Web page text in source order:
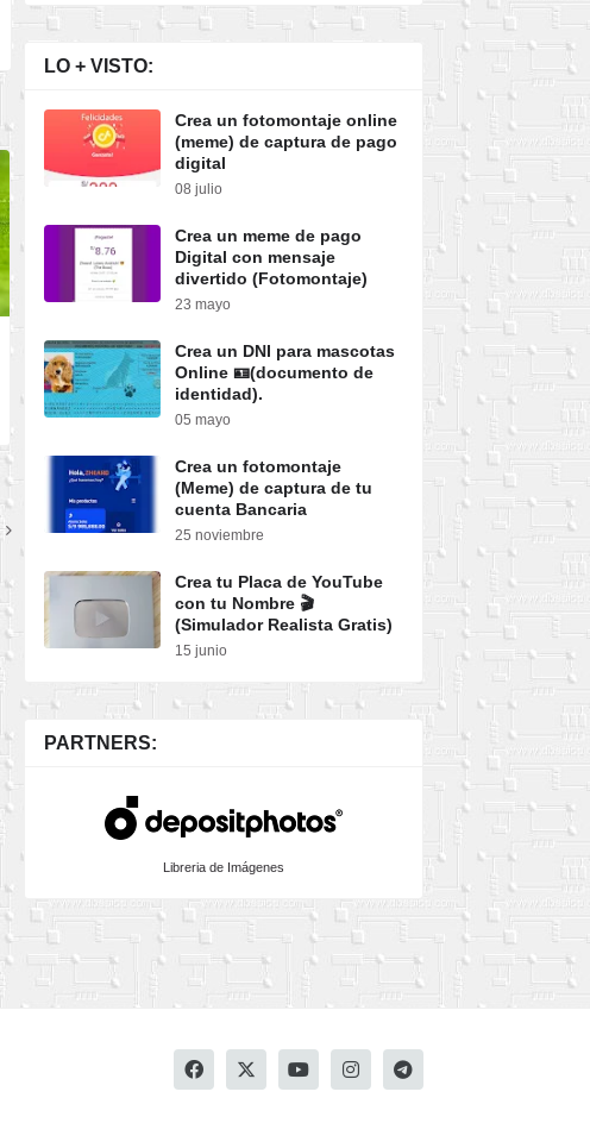
Crea un Cartel QR de Plin
para tu negocio
[Herramienta Online]
January 20, 2026
La revolución del iGaming:
mucho más que apostar
LO + VISTO:
Crea un fotomontaje online
(meme) de captura de pago
digital
08 julio
Crea un meme de pago
Digital con mensaje
divertido (Fotomontaje)
23 mayo
Crea un DNI para mascotas
Online 🪪(documento de
identidad).
05 mayo
Crea un fotomontaje
(Meme) de captura de tu
cuenta Bancaria
25 noviembre
Crea tu Placa de YouTube
con tu Nombre 🎬
(Simulador Realista Gratis)
15 junio
PARTNERS:
Libreria de Imágenes